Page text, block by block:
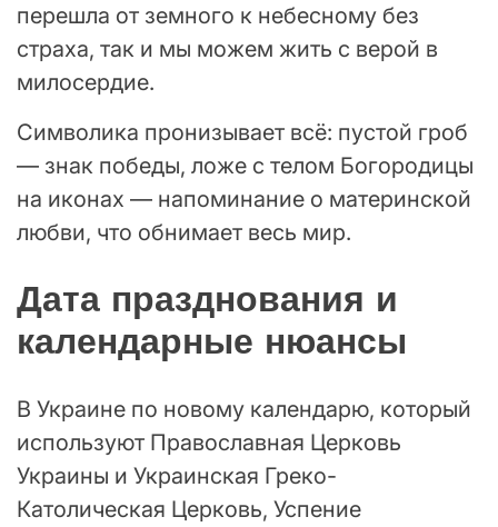
перешла от земного к небесному без
страха, так и мы можем жить с верой в
милосердие.
Символика пронизывает всё: пустой гроб
— знак победы, ложе с телом Богородицы
на иконах — напоминание о материнской
любви, что обнимает весь мир.
Дата празднования и
календарные нюансы
В Украине по новому календарю, который
используют Православная Церковь
Украины и Украинская Греко-
Католическая Церковь, Успение